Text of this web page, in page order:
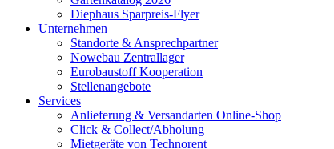
Diephaus Sparpreis-Flyer
Unternehmen
Standorte & Ansprechpartner
Nowebau Zentrallager
Eurobaustoff Kooperation
Stellenangebote
Services
Anlieferung & Versandarten Online-Shop
Click & Collect/Abholung
Mietgeräte von Technorent